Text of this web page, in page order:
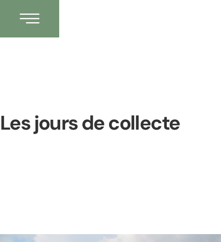
Les jours de collecte